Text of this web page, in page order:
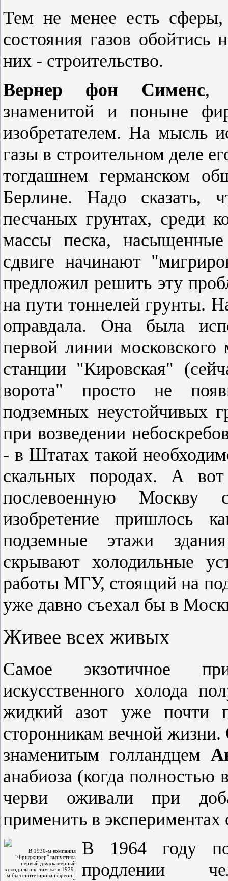
Тем не менее есть
состояния газов
них - строительство.
Вернер фон Сименс,
знаменитой и поныне
изобретателем. На мысль
газы в строительном деле
тогдашнем германском
Берлине. Надо сказать,
песчаных грунтах, среди
массы песка,
сдвиге начинают
предложил решить эту
на пути тоннелей грунты.
оправдала. Она была
первой линии московского
станции "Кировская"
ворота" просто не
подземных неустойчивых
при возведении
- в Штатах такой
скальных породах. А
послевоенную Москву
изобретение пришлось
подземные этажи здания
скрывают холодильные
работы МГУ, стоящий на
уже давно съехал бы в
Живее всех живых
Самое экзотичное
искусственного холода
жидкий азот уже почти
сторонникам вечной
знаменитым голландцем
анабиоза (когда
черви оживали при
применить в
В 1930-м компания
"Фриджирер" выпустила
первый двухкамерный
холодильник, там же в 1929-
м был синтезирован фреон -
В 1964 году
продлении